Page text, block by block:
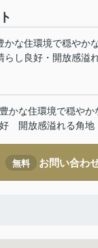
な住環境で穏やか
し良好・開放感溢
かな住環境で穏やか
開放感溢れる角地
無料 お問い合わ